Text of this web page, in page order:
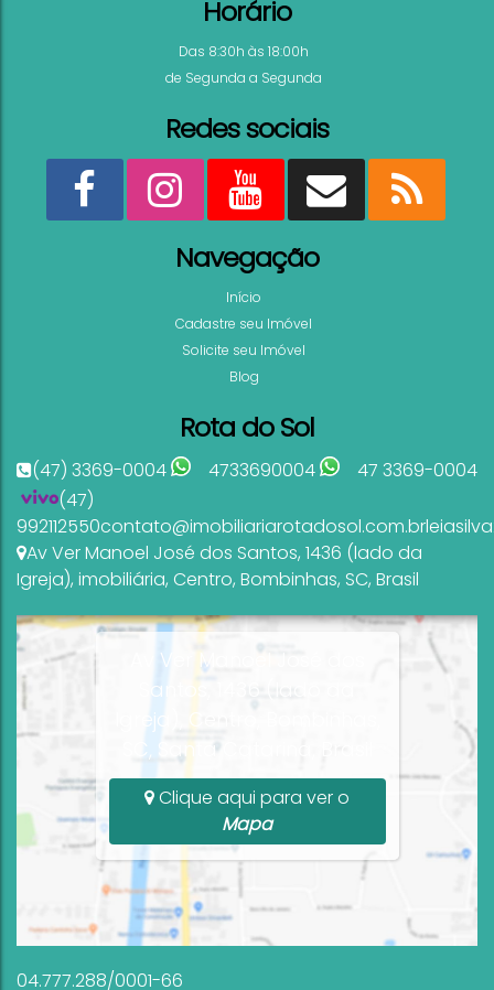
Terrazzo Club Residence Cobertura 3 quartos
lazer Praia Bombas Bombinhas SC
2
Horário
Das 8:30h às 18:00h
de Segunda a Segunda
Redes sociais
Navegação
Início
Cadastre seu Imóvel
Solicite seu Imóvel
Blog
Rota do Sol
(47) 3369-0004 4733690004
47 3369-0004
(47)
992112550contato@imobiliariarotadosol.com.br
Av Ver Manoel José dos Santos, 1436 (lado da
Igreja), imobiliária, Centro, Bombinhas, SC, Brasil
Av Ver Manoel José dos
Santos, 1436 (lado da
Igreja), Centro, Bombinhas,
SC, Santa Catarina, Brasil
Clique aqui para ver o
Mapa
04.777.288/0001-66